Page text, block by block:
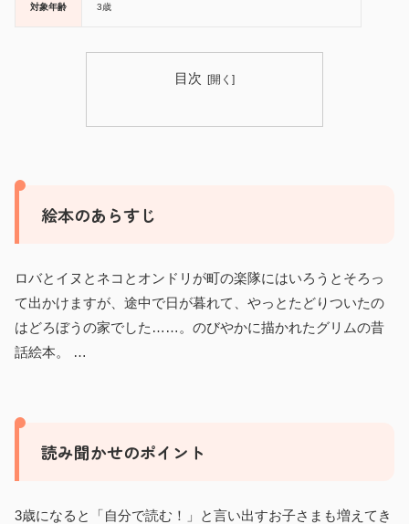
対象年齢 3歳
目次
絵本のあらすじ
ロバとイヌとネコとオンドリが町の楽隊にはいろうとそろっ
て出かけますが、途中で日が暮れて、やっとたどりついたの
はどろぼうの家でした……。のびやかに描かれたグリムの昔
話絵本。 …
読み聞かせのポイント
3歳になると「自分で読む！」と言い出すお子さまも増えてき